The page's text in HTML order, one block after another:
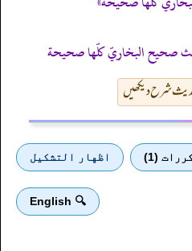
صحيح البخاريّ كلّها صحيحة
شرح دیکھیں
(1) اظهار التشكيل
🔍 English